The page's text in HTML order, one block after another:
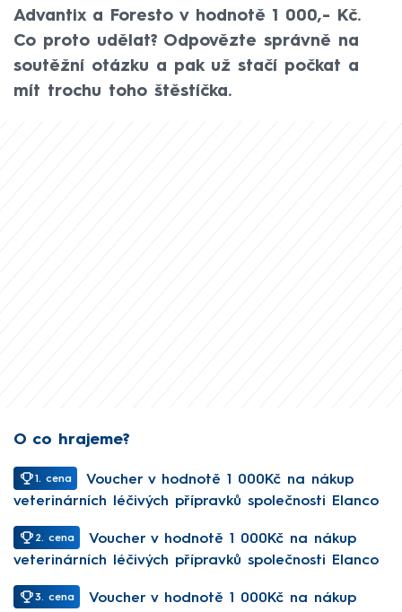
Advantix a Foresto v hodnotě 1 000,- Kč.
Co proto udělat? Odpovězte správně na
soutěžní otázku a pak už stačí počkat a
mít trochu toho štěstíčka.
O co hrajeme?
1. cena
Voucher v hodnotě 1 000Kč na nákup
veterinárních léčivých přípravků společnosti Elanco
2. cena
Voucher v hodnotě 1 000Kč na nákup
veterinárních léčivých přípravků společnosti Elanco
3. cena
Voucher v hodnotě 1 000Kč na nákup